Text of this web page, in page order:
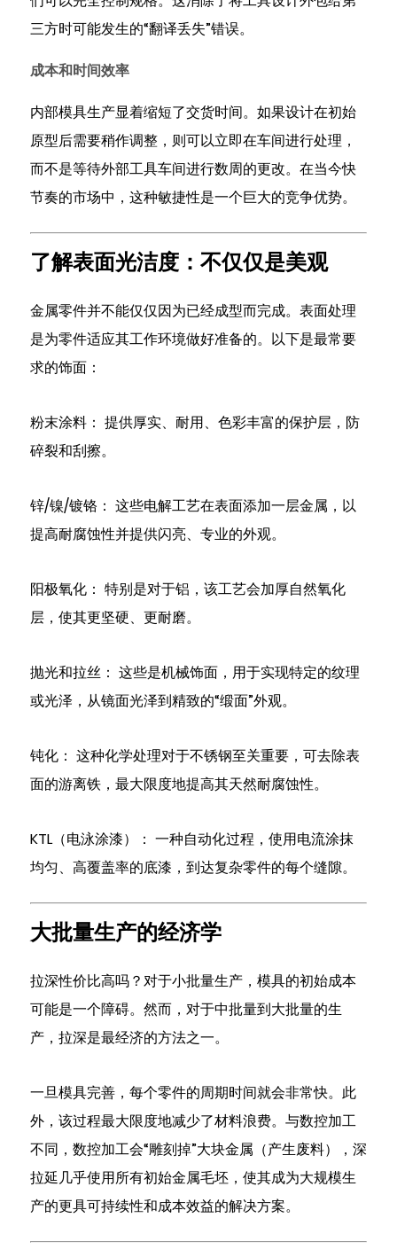
度
与
定
化
3.2
成
本
和
时
间
效
率
4
了
解
面
光
度：
不
仅
是
美
5
大
批
生
产
经
学
6
确
保
质
量
控
制
尺
寸
精
度
7
寻
找
三方时可能发生的“翻译丢失”错误。
成本和时间效率
内部模具生产显着缩短了交货时间。如果设计在初始
原型后需要稍作调整，则可以立即在车间进行处理，
而不是等待外部工具车间进行数周的更改。在当今快
节奏的市场中，这种敏捷性是一个巨大的竞争优势。
了解表面光洁度：不仅仅是美观
金属零件并不能仅仅因为已经成型而完成。表面处理
是为零件适应其工作环境做好准备的。以下是最常要
求的饰面：
粉末涂料： 提供厚实、耐用、色彩丰富的保护层，防
碎裂和刮擦。
锌/镍/镀铬： 这些电解工艺在表面添加一层金属，以
提高耐腐蚀性并提供闪亮、专业的外观。
阳极氧化： 特别是对于铝，该工艺会加厚自然氧化
层，使其更坚硬、更耐磨。
抛光和拉丝： 这些是机械饰面，用于实现特定的纹理
或光泽，从镜面光泽到精致的“缎面”外观。
钝化： 这种化学处理对于不锈钢至关重要，可去除表
面的游离铁，最大限度地提高其天然耐腐蚀性。
KTL（电泳涂漆）： 一种自动化过程，使用电流涂抹
均匀、高覆盖率的底漆，到达复杂零件的每个缝隙。
大批量生产的经济学
拉深性价比高吗？对于小批量生产，模具的初始成本
可能是一个障碍。然而，对于中批量到大批量的生
产，拉深是最经济的方法之一。
一旦模具完善，每个零件的周期时间就会非常快。此
外，该过程最大限度地减少了材料浪费。与数控加工
不同，数控加工会“雕刻掉”大块金属（产生废料），深
拉延几乎使用所有初始金属毛坯，使其成为大规模生
产的更具可持续性和成本效益的解决方案。